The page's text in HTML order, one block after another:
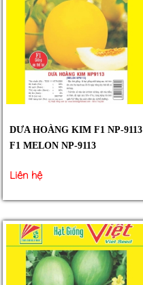
DƯA HOÀNG KIM F1 NP-9113
F1 MELON NP-9113
Liên hệ